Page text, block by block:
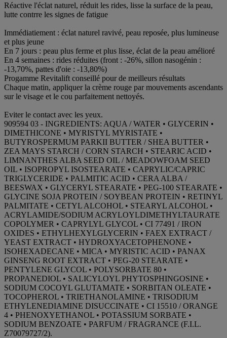
Réactive l'éclat naturel, réduit les rides, lisse la surface de la peau,
lutte contrre les signes de fatigue
Immédiatiement : éclat naturel ravivé, peau reposée, plus lumineuse
et plus jeune
En 7 jours : peau plus ferme et plus lisse, éclat de la peau amélioré
En 4 semaines : rides réduites (front : -26%, sillon nasogénin :
-13,70%, pattes d'oie : -13,80%)
Progamme Revitalift conseillé pour de meilleurs résultats
Chaque matin, appliquer la crème rouge par mouvements ascendants
sur le visage et le cou parfaitement nettoyés.
Eviter le contact avec les yeux.
909594 03 - INGREDIENTS: AQUA / WATER • GLYCERIN •
DIMETHICONE • MYRISTYL MYRISTATE •
BUTYROSPERMUM PARKII BUTTER / SHEA BUTTER •
ZEA MAYS STARCH / CORN STARCH • STEARIC ACID •
LIMNANTHES ALBA SEED OIL / MEADOWFOAM SEED
OIL • ISOPROPYL ISOSTEARATE • CAPRYLIC/CAPRIC
TRIGLYCERIDE • PALMITIC ACID • CERA ALBA /
BEESWAX • GLYCERYL STEARATE • PEG-100 STEARATE •
GLYCINE SOJA PROTEIN / SOYBEAN PROTEIN • RETINYL
PALMITATE • CETYL ALCOHOL • STEARYL ALCOHOL •
ACRYLAMIDE/SODIUM ACRYLOYLDIMETHYLTAURATE
COPOLYMER • CAPRYLYL GLYCOL • CI 77491 / IRON
OXIDES • ETHYLHEXYLGLYCERIN • FAEX EXTRACT /
YEAST EXTRACT • HYDROXYACETOPHENONE •
ISOHEXADECANE • MICA • MYRISTIC ACID • PANAX
GINSENG ROOT EXTRACT • PEG-20 STEARATE •
PENTYLENE GLYCOL • POLYSORBATE 80 •
PROPANEDIOL • SALICYLOYL PHYTOSPHINGOSINE •
SODIUM COCOYL GLUTAMATE • SORBITAN OLEATE •
TOCOPHEROL • TRIETHANOLAMINE • TRISODIUM
ETHYLENEDIAMINE DISUCCINATE • CI 15510 / ORANGE
4 • PHENOXYETHANOL • POTASSIUM SORBATE •
SODIUM BENZOATE • PARFUM / FRAGRANCE (F.I.L.
Z70079727/2).